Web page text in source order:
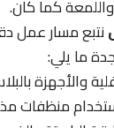
كما كان.
نتبع مسار عمل
ما يلي:
والأجهزة
منظفات